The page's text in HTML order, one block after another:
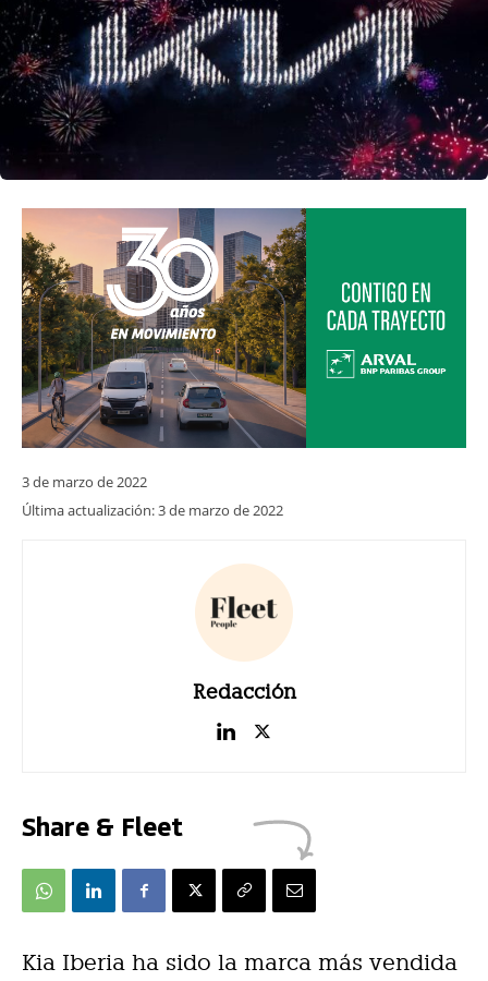
3 de marzo de 2022
Última actualización:3 de marzo de 2022
Redacción
Share & Fleet
Kia Iberia ha sido la marca más vendida